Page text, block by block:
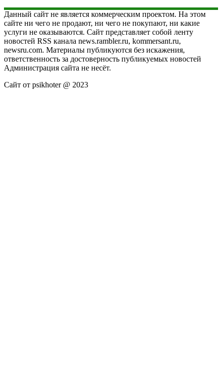
Данный сайт не является коммерческим проектом. На этом
сайте ни чего не продают, ни чего не покупают, ни какие
услуги не оказываются. Сайт представляет собой ленту
новостей RSS канала news.rambler.ru, kommersant.ru,
newsru.com. Материалы публикуются без искажения,
ответственность за достоверность публикуемых новостей
Администрация сайта не несёт.
Сайт от psikhoter @ 2023